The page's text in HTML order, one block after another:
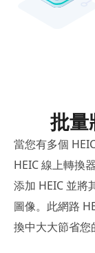
批量
當您有多個
HEIC 線上轉換
添加 HEIC 並將
圖像。此網路
換中大大節省您